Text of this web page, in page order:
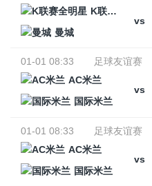
K联赛全明星
vs
曼城
01-01 08:33
足球友谊赛
AC米兰
vs
国际米兰
01-01 08:33
足球友谊赛
AC米兰
vs
国际米兰